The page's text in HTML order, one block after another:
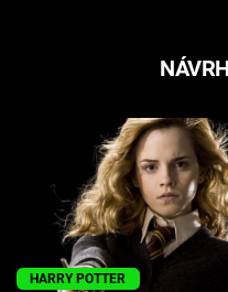
HARRY POTTER